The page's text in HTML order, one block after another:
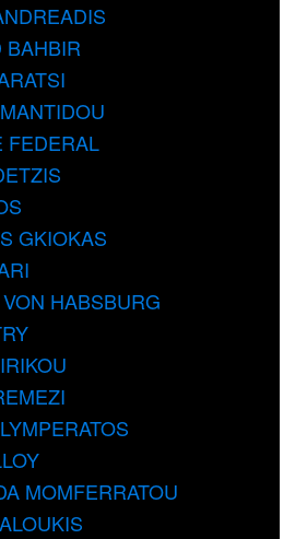
BAHBIR
FEDERAL
GKIOKAS
HABSBURG
MOMFERRATOU